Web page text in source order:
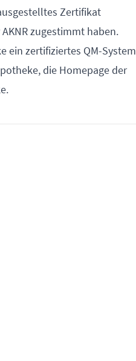
Zertifikat
zugestimmt haben.
ein zertifiziertes QM-System
die Homepage der